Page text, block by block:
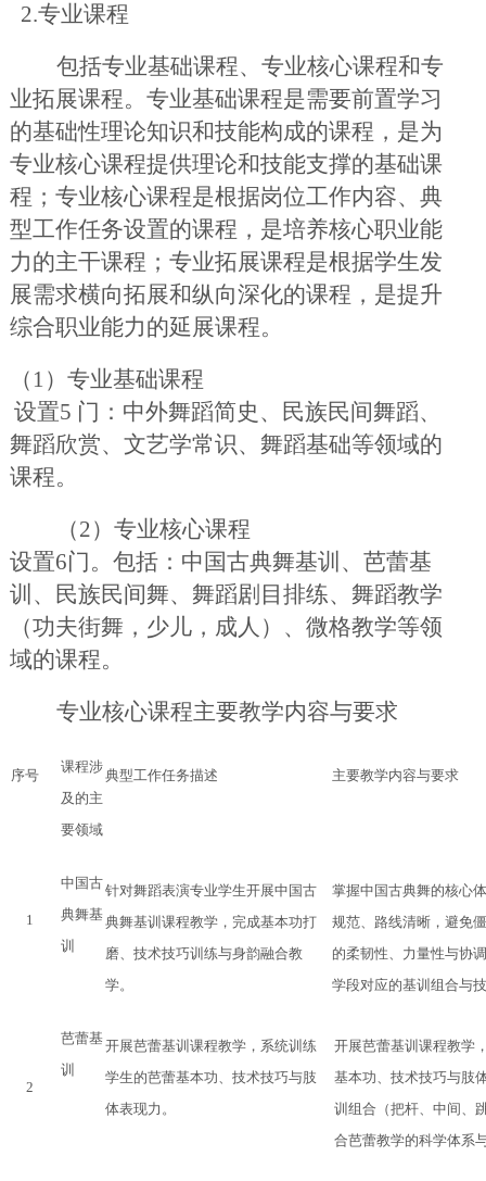
2.专业课程
包括专业基础课程、专业核心课程和专
业拓展课程。专业基础课程是需要前置学习
的基础性理论知识和技能构成的课程，是为
专业核心课程提供理论和技能支撑的基础课
程；专业核心课程是根据岗位工作内容、典
型工作任务设置的课程，是培养核心职业能
力的主干课程；专业拓展课程是根据学生发
展需求横向拓展和纵向深化的课程，是提升
综合职业能力的延展课程。
（ 1）专业基础课程
设置5 门：中外舞蹈简史、民族民间舞蹈、
舞蹈欣赏、文艺学常识、舞蹈基础等领域的
课程。
（2）专业核心课程
设置6门。包括： 中国古典舞基训、芭蕾基
训、
民族民间舞、 舞蹈剧目排练、 舞蹈教学
（功夫街舞 ， 少儿， 成人 ） 、 微格教学等领
域的课程。
专业核心课程主要教学内容与要求
序号
课程涉
及的主
要领域
典型工作任务描述 主要教学内容与要求
1
中国古
典舞基
训
针对舞蹈表演专业学生开展中国古
典舞基训课程教学，完成基本功打
磨、技术技巧训练与身韵融合教
学。
掌握中国古典舞的核心
规范、路线清晰，避免
的柔韧性、力量性与协
学段对应的基训组合与
2
芭蕾基
训
开展芭蕾基训课程教学，系统训练
学生的芭蕾基本功、技术技巧与肢
体表现力。
开展芭蕾基训课程教学
基本功、技术技巧与肢
训组合（把杆、中间、
合芭蕾教学的科学体系